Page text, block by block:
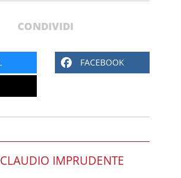
CONDIVIDI
FACEBOOK
CLAUDIO IMPRUDENTE